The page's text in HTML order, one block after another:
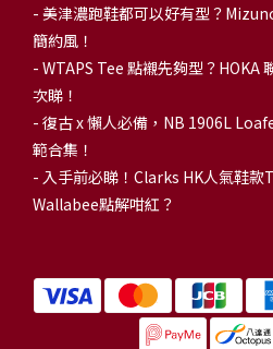
- 美津濃跑鞋都可以好有型？
簡約風！
- WTAPS Tee 點襯先夠型？HOKA
次睇！
- 復古 x 懶人必備，NB 1906L
範合集！
- 入手前必睇！Clarks HK人氣鞋
Wallabee點解咁紅？